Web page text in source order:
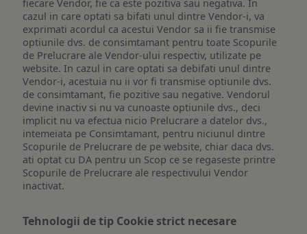
fiecare Vendor, fie ca este pozitiva sau negativa. In
cazul in care optati sa bifati unul dintre Vendor-i, va
exprimati acordul ca acestui Vendor sa ii fie transmise
optiunile dvs. de consimtamant pentru toate Scopurile
de Prelucrare ale Vendor-ului respectiv, utilizate pe
website. In cazul in care optati sa debifati unul dintre
Vendor-i, acestuia nu ii vor fi transmise optiunile dvs.
de consimtamant, fie pozitive sau negative. Vendorul
devine inactiv si nu va cunoaste optiunile dvs., deci
implicit nu va efectua nicio Prelucrare a datelor dvs.,
intemeiata pe Consimtamant, pentru niciunul dintre
Scopurile de Prelucrare de pe website, chiar daca dvs.
ati optat cu DA pentru un Scop ce se regaseste printre
Scopurile de Prelucrare ale respectivului Vendor
inactivat.
Tehnologii de tip Cookie strict necesare